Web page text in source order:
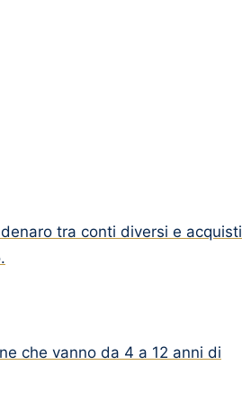
tra conti diversi e acquisti
che vanno da 4 a 12 anni di